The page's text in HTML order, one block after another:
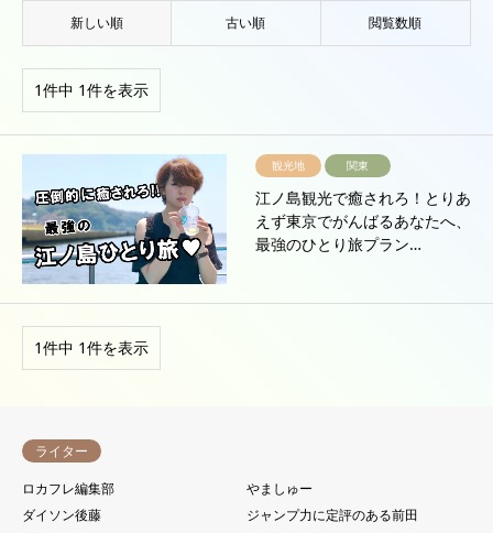
新しい順 古い順 閲覧数順
1件中 1件を表示
観光地 関東
江ノ島観光で癒されろ！とりあ
えず東京でがんばるあなたへ、
最強のひとり旅プラン…
1件中 1件を表示
ライター
ロカフレ編集部
やましゅー
ダイソン後藤
ジャンプ力に定評のある前田